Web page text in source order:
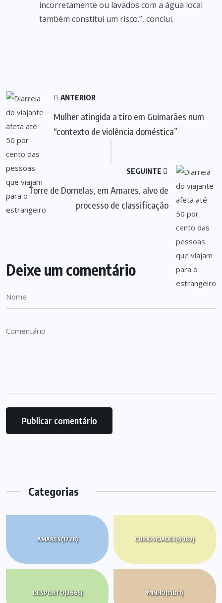
incorretamente ou lavados com a água local
também constitui um risco.”, conclui.
ANTERIOR
Mulher atingida a tiro em Guimarães num
“contexto de violência doméstica”
SEGUINTE
Torre de Dornelas, em Amares, alvo de
processo de classificação
Deixe um comentário
Categorias
AMARES(1728) CURIOSIDADES(6982)
DESPORTO(2665) MINHO(11811)